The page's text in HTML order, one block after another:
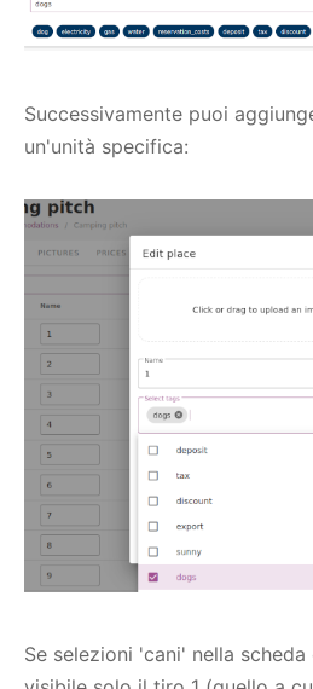
Successivamente puoi
un'unità specifica:
Se selezioni 'cani' nella